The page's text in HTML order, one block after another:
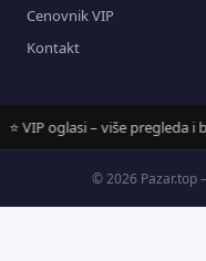
Cenovnik VIP
Kontakt
oglasi – više pregleda i
© 2026 Pazar.top